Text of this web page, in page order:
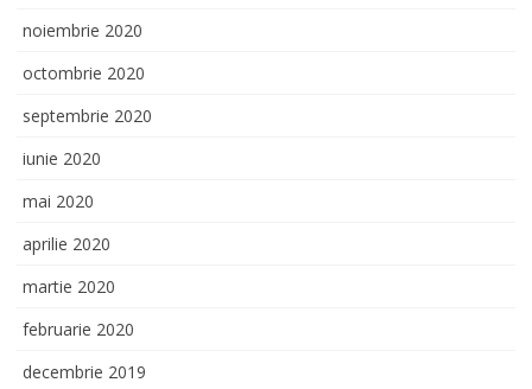
noiembrie 2020
octombrie 2020
septembrie 2020
iunie 2020
mai 2020
aprilie 2020
martie 2020
februarie 2020
decembrie 2019